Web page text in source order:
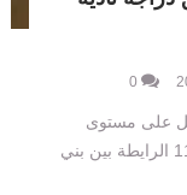
0
على مستوى
مدارة اولاد علي على الطريق الوطنية رقم 11 الرايطة بين بني